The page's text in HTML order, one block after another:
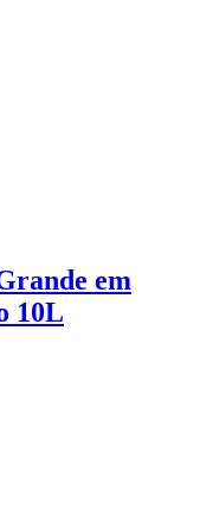
em
10L